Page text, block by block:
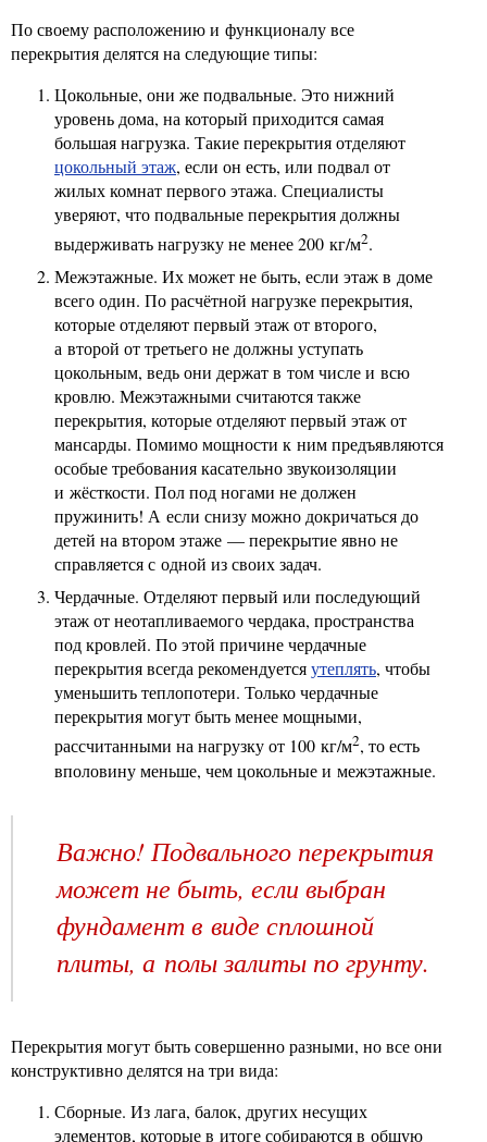
По своему расположению и функционалу все
перекрытия делятся на следующие типы:
Цокольные, они же подвальные. Это нижний
уровень дома, на который приходится самая
большая нагрузка. Такие перекрытия отделяют
цокольный этаж, если он есть, или подвал от
жилых комнат первого этажа. Специалисты
уверяют, что подвальные перекрытия должны
выдерживать нагрузку не менее 200 кг/м2.
Межэтажные. Их может не быть, если этаж в доме
всего один. По расчётной нагрузке перекрытия,
которые отделяют первый этаж от второго,
а второй от третьего не должны уступать
цокольным, ведь они держат в том числе и всю
кровлю. Межэтажными считаются также
перекрытия, которые отделяют первый этаж от
мансарды. Помимо мощности к ним предъявляются
особые требования касательно звукоизоляции
и жёсткости. Пол под ногами не должен
пружинить! А если снизу можно докричаться до
детей на втором этаже — перекрытие явно не
справляется с одной из своих задач.
Чердачные. Отделяют первый или последующий
этаж от неотапливаемого чердака, пространства
под кровлей. По этой причине чердачные
перекрытия всегда рекомендуетсяутеплять, чтобы
уменьшить теплопотери. Только чердачные
перекрытия могут быть менее мощными,
рассчитанными на нагрузку от 100 кг/м2, то есть
вполовину меньше, чем цокольные и межэтажные.
Важно! Подвального перекрытия
может не быть, если выбран
фундамент в виде сплошной
плиты, а полы залиты по грунту.
Перекрытия могут быть совершенно разными, но все они
конструктивно делятся на три вида:
Сборные. Из лага, балок, других несущих
элементов, которые в итоге собираются в общую